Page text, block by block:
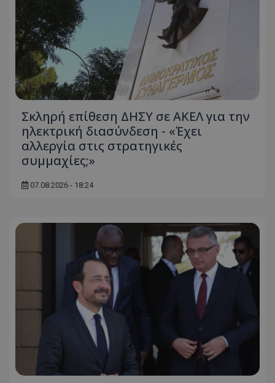
Σκληρή επίθεση ΔΗΣΥ σε ΑΚΕΛ για την
ηλεκτρική διασύνδεση - «Έχει
αλλεργία στις στρατηγικές
συμμαχίες;»
07.08.2026 - 18:24